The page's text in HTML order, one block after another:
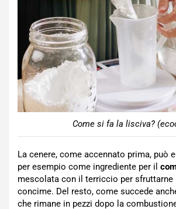
Come si fa la lisciva?
La cenere, come accennato prima, può
per esempio come ingrediente per il
mescolata con il terriccio per sfruttarne
concime. Del resto, come succede
che rimane in pezzi dopo la